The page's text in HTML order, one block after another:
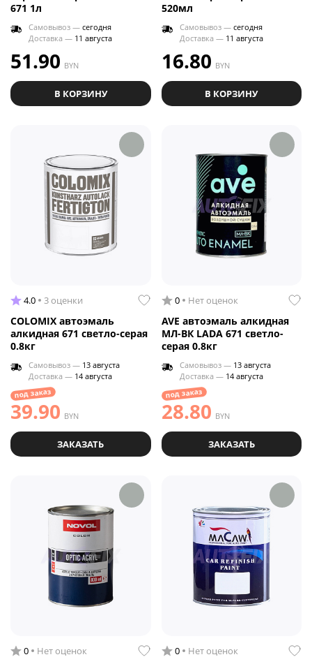
671 1л
Самовывоз — сегодня
Доставка — 11 августа
51.90 BYN
В КОРЗИНУ
520мл
Самовывоз — сегодня
Доставка — 11 августа
16.80 BYN
В КОРЗИНУ
4.0 3 оценки
COLOMIX автоэмаль
алкидная 671 светло-серая
0.8кг
Самовывоз — 13 августа
Доставка — 14 августа
под заказ
39.90 BYN
ЗАКАЗАТЬ
0 Нет оценок
AVE автоэмаль алкидная
МЛ-ВК LADA 671 светло-
серая 0.8кг
Самовывоз — 13 августа
Доставка — 14 августа
под заказ
28.80 BYN
ЗАКАЗАТЬ
0 Нет оценок 0 Нет оценок